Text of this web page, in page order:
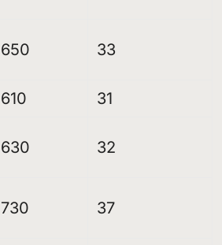
650 33
610
31
630 32
730 37